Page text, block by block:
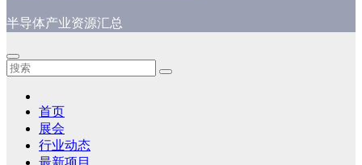
半导体产业资源汇总
首页
展会
行业动态
最新项目